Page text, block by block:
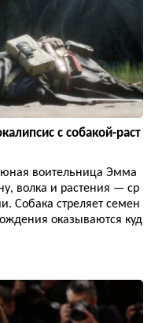
с собакой-раст
юная воительница Эмма
волка и растения — ср
Собака стреляет семен
оказываются куд